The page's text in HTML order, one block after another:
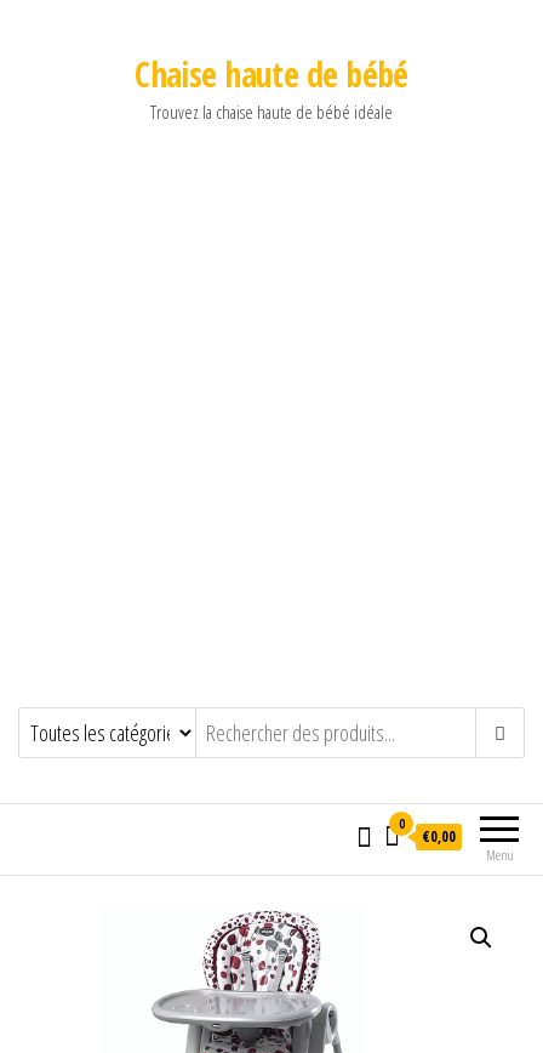
Chaise haute de bébé
Trouvez la chaise haute de bébé idéale
Menu
0
€0,00